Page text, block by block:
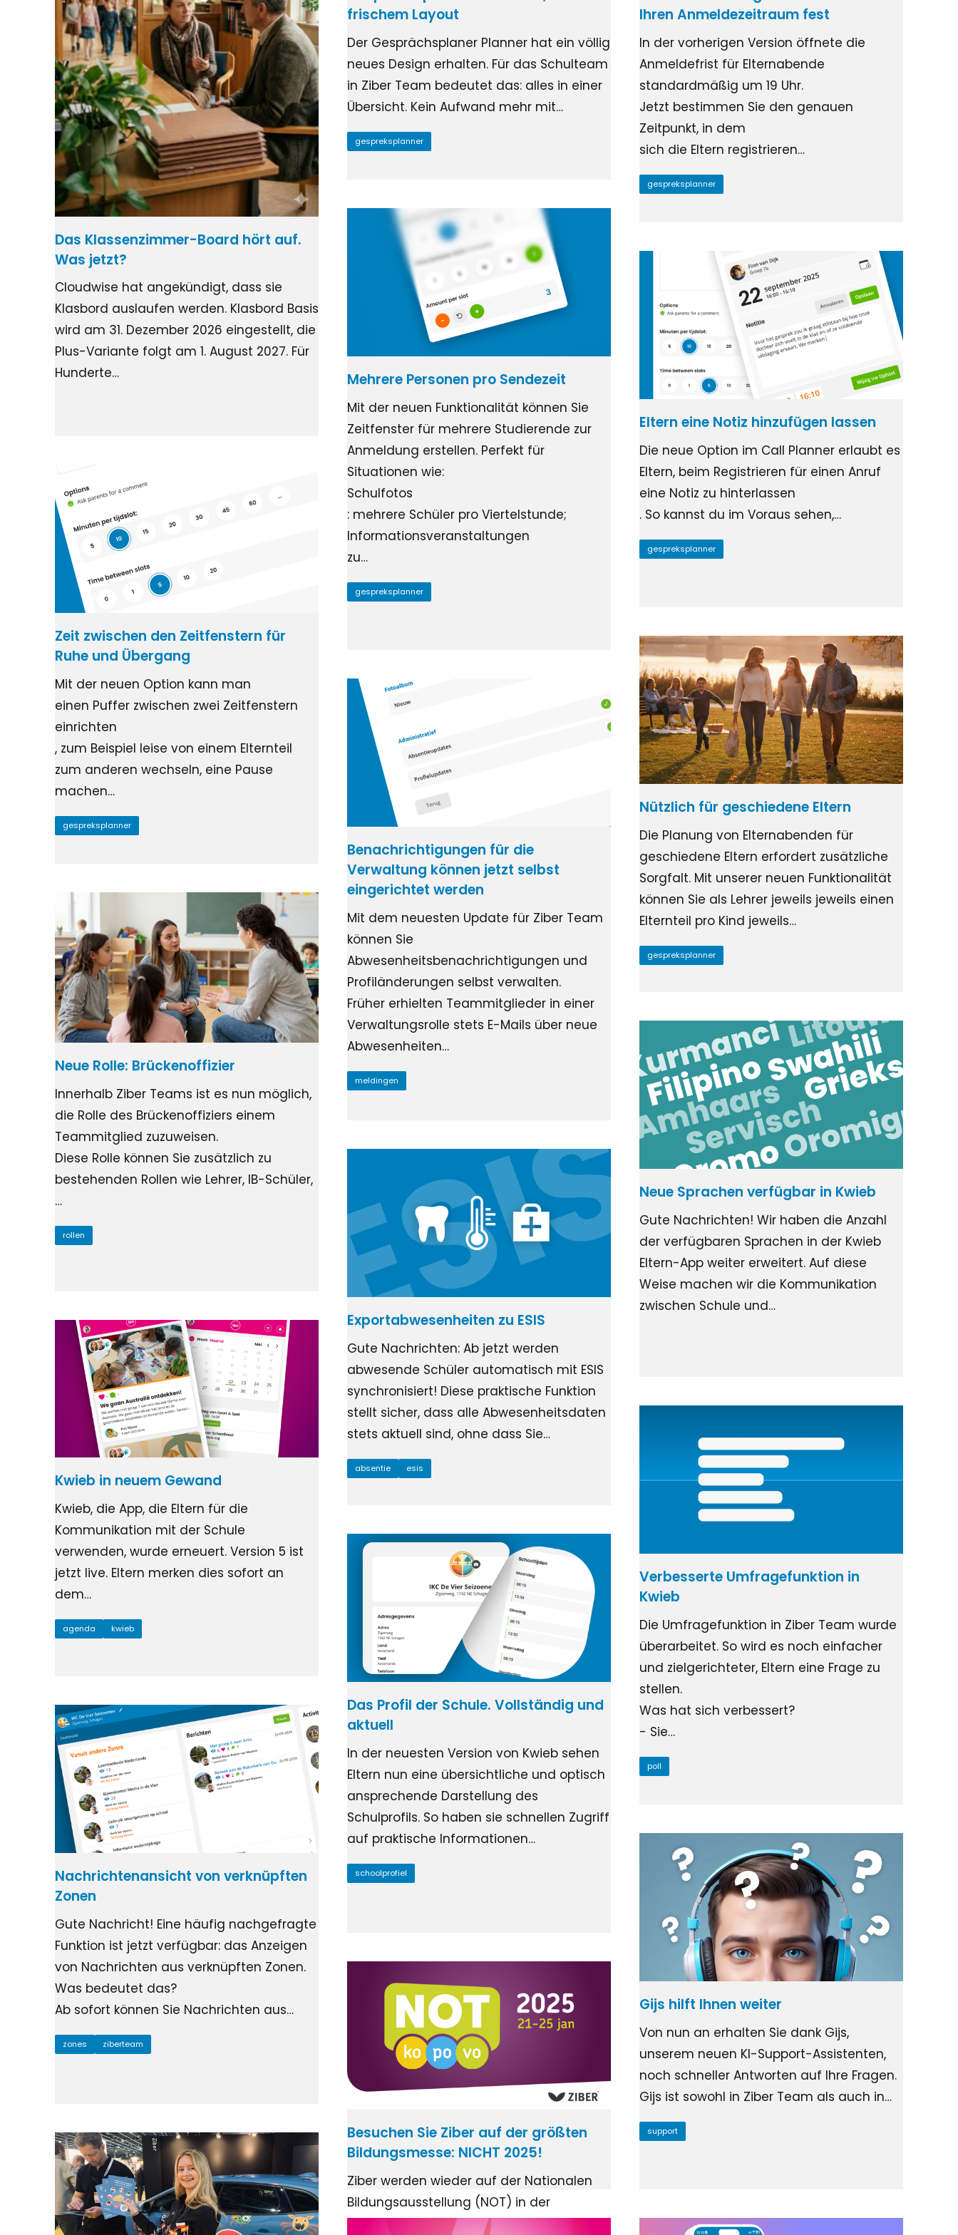
Ziber SenseView
Verknüpfe andere Plattformen über die API
Zustimmungsanfragen
Gesprächsplaner
Zahlungsaufforderungen
Profil & Datenschutz
Adresse und Kontakt
Das Klassenzimmer-Board hört auf.
Was jetzt?
Cloudwise hat angekündigt, dass sie
Klasbord auslaufen werden. Klasbord Basis
wird am 31. Dezember 2026 eingestellt, die
Plus-Variante folgt am 1. August 2027. Für
Hunderte…
frischem Layout
Der Gesprächsplaner Planner hat ein völlig
neues Design erhalten. Für das Schulteam
in Ziber Team bedeutet das: alles in einer
Übersicht. Kein Aufwand mehr mit…
gespreksplanner
Ihren Anmeldezeitraum fest
In der vorherigen Version öffnete die
Anmeldefrist für Elternabende
standardmäßig um 19 Uhr.
Jetzt bestimmen Sie den genauen
Zeitpunkt, in dem
sich die Eltern registrieren…
gespreksplanner
Mehrere Personen pro Sendezeit
Mit der neuen Funktionalität können Sie
Zeitfenster für mehrere Studierende zur
Anmeldung erstellen. Perfekt für
Situationen wie:
Schulfotos
: mehrere Schüler pro Viertelstunde;
Informationsveranstaltungen
zu…
gespreksplanner
Eltern eine Notiz hinzufügen lassen
Die neue Option im Call Planner erlaubt es
Eltern, beim Registrieren für einen Anruf
eine Notiz zu hinterlassen
. So kannst du im Voraus sehen,…
gespreksplanner
Zeit zwischen den Zeitfenstern für
Ruhe und Übergang
Mit der neuen Option kann man
einen Puffer zwischen zwei Zeitfenstern
einrichten
, zum Beispiel leise von einem Elternteil
zum anderen wechseln, eine Pause
machen…
gespreksplanner
Nützlich für geschiedene Eltern
Die Planung von Elternabenden für
geschiedene Eltern erfordert zusätzliche
Sorgfalt. Mit unserer neuen Funktionalität
können Sie als Lehrer jeweils jeweils einen
Elternteil pro Kind jeweils…
gespreksplanner
Benachrichtigungen für die
Verwaltung können jetzt selbst
eingerichtet werden
Mit dem neuesten Update für Ziber Team
können Sie
Abwesenheitsbenachrichtigungen und
Profiländerungen selbst verwalten.
Früher erhielten Teammitglieder in einer
Verwaltungsrolle stets E-Mails über neue
Abwesenheiten…
meldingen
Neue Rolle: Brückenoffizier
Innerhalb Ziber Teams ist es nun möglich,
die Rolle des Brückenoffiziers einem
Teammitglied zuzuweisen.
Diese Rolle können Sie zusätzlich zu
bestehenden Rollen wie Lehrer, IB-Schüler,
…
rollen
Neue Sprachen verfügbar in Kwieb
Gute Nachrichten! Wir haben die Anzahl
der verfügbaren Sprachen in der Kwieb
Eltern-App weiter erweitert. Auf diese
Weise machen wir die Kommunikation
zwischen Schule und…
Exportabwesenheiten zu ESIS
Gute Nachrichten: Ab jetzt werden
abwesende Schüler automatisch mit ESIS
synchronisiert! Diese praktische Funktion
stellt sicher, dass alle Abwesenheitsdaten
stets aktuell sind, ohne dass Sie…
absentie esis
Kwieb in neuem Gewand
Kwieb, die App, die Eltern für die
Kommunikation mit der Schule
verwenden, wurde erneuert. Version 5 ist
jetzt live. Eltern merken dies sofort an
dem…
agenda kwieb
Verbesserte Umfragefunktion in
Kwieb
Die Umfragefunktion in Ziber Team wurde
überarbeitet. So wird es noch einfacher
und zielgerichteter, Eltern eine Frage zu
stellen.
Was hat sich verbessert?
- Sie…
poll
Das Profil der Schule. Vollständig und
aktuell
In der neuesten Version von Kwieb sehen
Eltern nun eine übersichtliche und optisch
ansprechende Darstellung des
Schulprofils. So haben sie schnellen Zugriff
auf praktische Informationen…
schoolprofiel
Nachrichtenansicht von verknüpften
Zonen
Gute Nachricht! Eine häufig nachgefragte
Funktion ist jetzt verfügbar: das Anzeigen
von Nachrichten aus verknüpften Zonen.
Was bedeutet das?
Ab sofort können Sie Nachrichten aus…
zones ziberteam
Gijs hilft Ihnen weiter
Von nun an erhalten Sie dank Gijs,
unserem neuen KI-Support-Assistenten,
noch schneller Antworten auf Ihre Fragen.
Gijs ist sowohl in Ziber Team als auch in…
support
Besuchen Sie Ziber auf der größten
Bildungsmesse: NICHT 2025!
Ziber werden wieder auf der Nationalen
Bildungsausstellung (NOT) in der
Jaarbeurs in Utrecht vertreten sein, und